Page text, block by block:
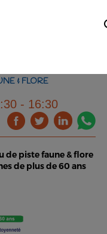
& FLORE
- 16:30
de piste faune & flore
de plus de 60 ans